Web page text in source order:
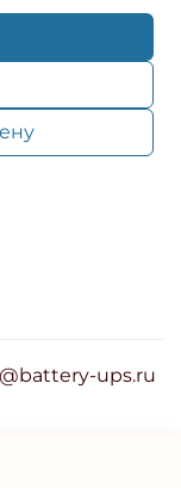
ups.ru